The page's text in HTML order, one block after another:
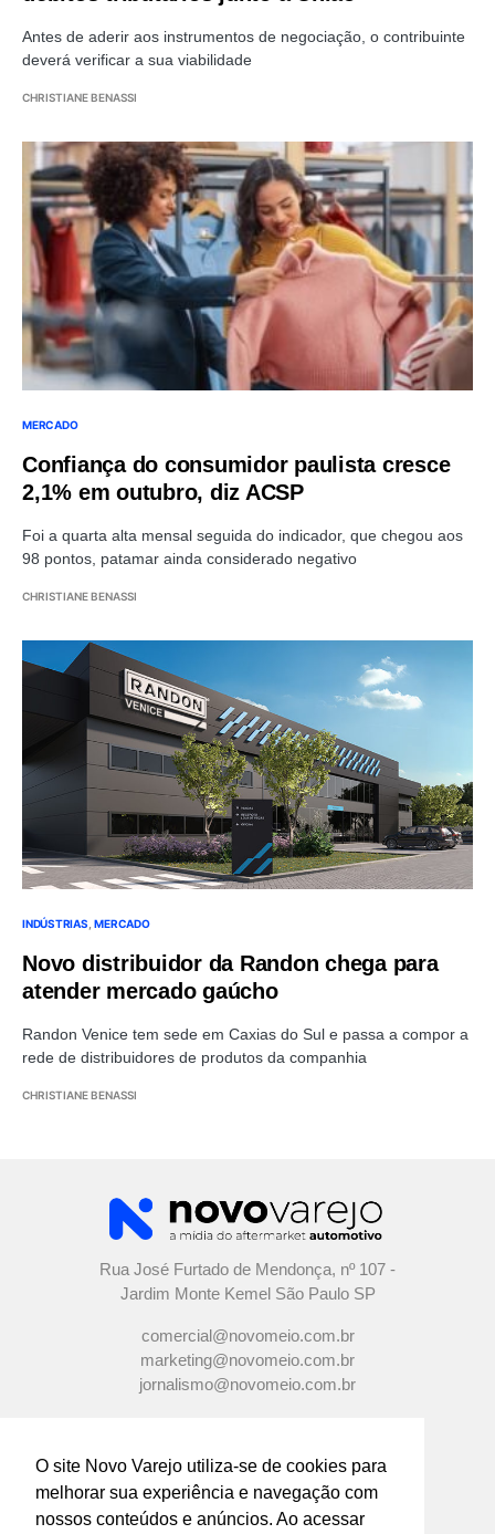
O site Novo Varejo utiliza-se de cookies para
melhorar sua experiência e navegação com
nossos conteúdos e anúncios. Ao acessar
Antes de aderir aos instrumentos de negociação, o contribuinte
deverá verificar a sua viabilidade
CHRISTIANE BENASSI
MERCADO
Confiança do consumidor paulista cresce
2,1% em outubro, diz ACSP
Foi a quarta alta mensal seguida do indicador, que chegou aos
98 pontos, patamar ainda considerado negativo
CHRISTIANE BENASSI
INDÚSTRIAS MERCADO
Novo distribuidor da Randon chega para
atender mercado gaúcho
Randon Venice tem sede em Caxias do Sul e passa a compor a
rede de distribuidores de produtos da companhia
CHRISTIANE BENASSI
Rua José Furtado de Mendonça, nº 107 -
Jardim Monte Kemel São Paulo SP
comercial@novomeio.com.br
marketing@novomeio.com.br
jornalismo@novomeio.com.br
CONFIRA AS NOSSAS REDES
SOCIAIS